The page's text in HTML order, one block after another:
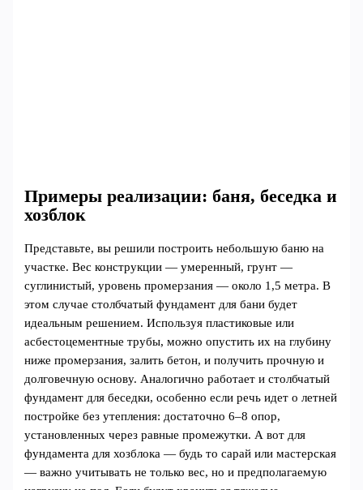
Примеры реализации: баня, беседка и
хозблок
Представьте, вы решили построить небольшую баню на
участке. Вес конструкции — умеренный, грунт —
суглинистый, уровень промерзания — около 1,5 метра. В
этом случае столбчатый фундамент для бани будет
идеальным решением. Используя пластиковые или
асбестоцементные трубы, можно опустить их на глубину
ниже промерзания, залить бетон, и получить прочную и
долговечную основу. Аналогично работает и столбчатый
фундамент для беседки, особенно если речь идет о летней
постройке без утепления: достаточно 6–8 опор,
установленных через равные промежутки. А вот для
фундамента для хозблока — будь то сарай или мастерская
— важно учитывать не только вес, но и предполагаемую